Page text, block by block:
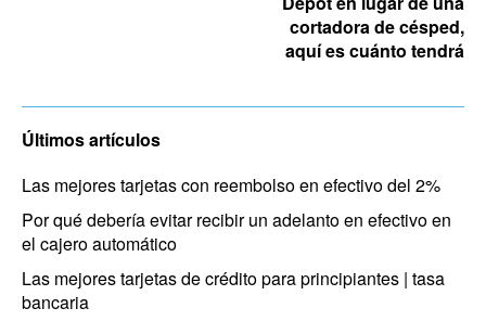
cortadora de césped,
aquí es cuánto tendrá
Últimos artículos
Las mejores tarjetas con reembolso en efectivo del 2%
Por qué debería evitar recibir un adelanto en efectivo en
el cajero automático
Las mejores tarjetas de crédito para principiantes | tasa
bancaria